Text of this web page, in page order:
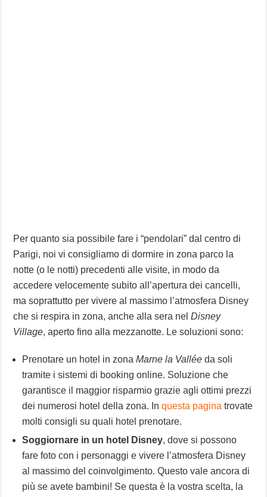
Per quanto sia possibile fare i “pendolari” dal centro di
Parigi, noi vi consigliamo di dormire in zona parco la
notte (o le notti) precedenti alle visite, in modo da
accedere velocemente subito all’apertura dei cancelli,
ma soprattutto per vivere al massimo l’atmosfera Disney
che si respira in zona, anche alla sera nelDisney
Village, aperto fino alla mezzanotte. Le soluzioni sono:
Prenotare un hotel in zonaMarne la Valléeda soli
tramite i sistemi di booking online. Soluzione che
garantisce il maggior risparmio grazie agli ottimi prezzi
dei numerosi hotel della zona. Inquesta pagina trovate
molti consigli su quali hotel prenotare.
Soggiornare in un hotel Disney, dove si possono
fare foto con i personaggi e vivere l’atmosfera Disney
al massimo del coinvolgimento. Questo vale ancora di
più se avete bambini! Se questa è la vostra scelta, la